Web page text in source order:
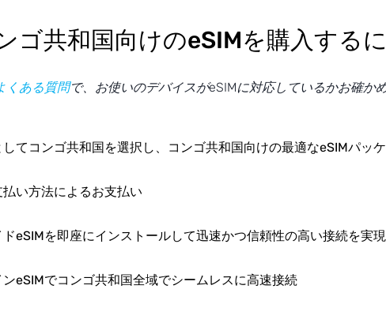
ゴ共和国向けのeSIMを購入する
くある質問で、お使いのデバイスがeSIMに対応しているかお確か
してコンゴ共和国を選択し、コンゴ共和国向けの最適なeSIMパッ
い方法によるお支払い
ドeSIMを即座にインストールして迅速かつ信頼性の高い接続を実現
ンeSIMでコンゴ共和国全域でシームレスに高速接続